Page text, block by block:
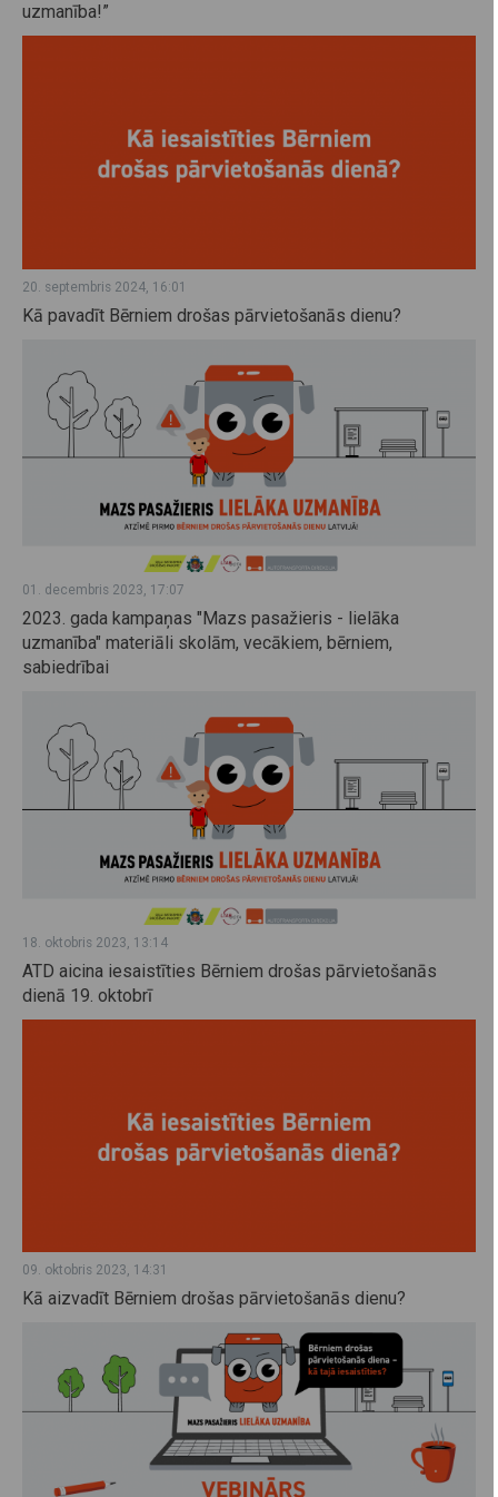
uzmanība!”
20. septembris 2024, 16:01
Kā pavadīt Bērniem drošas pārvietošanās dienu?
01. decembris 2023, 17:07
2023. gada kampaņas "Mazs pasažieris - lielāka
uzmanība" materiāli skolām, vecākiem, bērniem,
sabiedrībai
18. oktobris 2023, 13:14
ATD aicina iesaistīties Bērniem drošas pārvietošanās
dienā 19. oktobrī
09. oktobris 2023, 14:31
Kā aizvadīt Bērniem drošas pārvietošanās dienu?